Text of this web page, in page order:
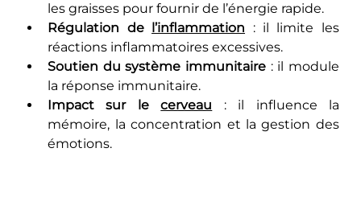
les graisses pour fournir de l’énergie rapide.
Régulation de
l’inflammation : il limite les
réactions inflammatoires excessives.
Soutien du système immunitaire : il module
la réponse immunitaire.
Impact sur le cerveau : il influence la
mémoire, la concentration et la gestion des
émotions.